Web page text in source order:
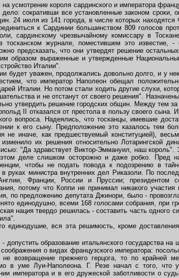
усмотрение короля сардинского и императора
сокративши все установленные законом сроки,
24 июля из 141 города, в числе которых
к Сардинии большинством 809 голосов
сардинскому чрезвычайному комиссару в
тосканском журнале, поместившем это известие,
предсказать, что они утвердят решение
образом выраженные и утвержденные
Италии".
будет уважен, продолжались довольно долго, и у
что император Наполеон обещал
Италии. Но потом стали ходить другие слухи,
и не отстанут от своего решения".
утвердить решение городских общин. Между тем
II отказался от престола в пользу своего сына.
вопроса. Надеялись, что тосканцы, имевшие
к его сыну. Предположение это казалось тем
не иначе, как предшествуемый конституцией),
их решения относительно Лотарингской
"Да здравствует Виктор-Эммануил, наш
деле слишком осторожно и даже робко. Пред
чтобы не подать повода к подозрению в
в руках министра внутренних дел Риказоли. По
Франции, России и Пруссии; президентом
потому что Коппи не принимал никакого
по предложению депутата Джинори, было -
единодушно, всеми 168 голосами собрания, при
нация твердо решилась - составить часть одного
вся эта решимость, кроме
образование итальянского государства
о видах французского императора:
возвращение прежнего герцога, то по крайней
в уме Луи-Наполеона. Г. Резе начал с того, что
императора и в его дружеской заботливости о